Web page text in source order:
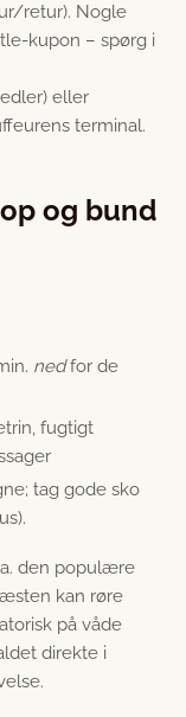
retur). Nogle
kupon – spørg i
eller
terminal.
og bund
nedfor de
fugtigt
tag gode sko
den populære
kan røre
på våde
direkte i